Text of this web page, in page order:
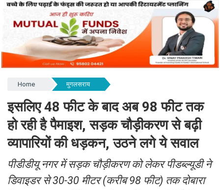
Home मुगलसराय
इसलिए 48 फीट के बाद अब 98 फीट तक
हो रही है पैमाइश, सड़क चौड़ीकरण से बढ़ी
व्यापारियों की धड़कन, उठने लगे ये सवाल
पीडीडीयू नगर में सड़क चौड़ीकरण को लेकर पीडब्ल्यूडी ने
डिवाइडर से 30-30 मीटर (करीब 98 फीट) तक दोबारा